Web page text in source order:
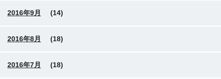
2016年9月 (14)
2016年8月 (18)
2016年7月 (18)